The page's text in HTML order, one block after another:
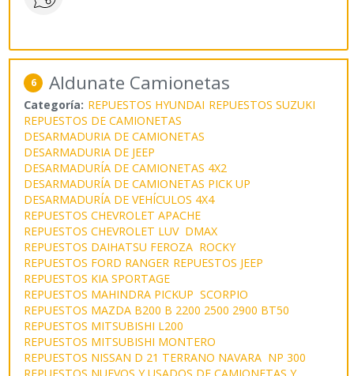
6 Aldunate Camionetas
Categoría: REPUESTOS HYUNDAI REPUESTOS SUZUKI
REPUESTOS DE CAMIONETAS
DESARMADURIA DE CAMIONETAS
DESARMADURIA DE JEEP
DESARMADURÍA DE CAMIONETAS 4X2
DESARMADURÍA DE CAMIONETAS PICK UP
DESARMADURÍA DE VEHÍCULOS 4X4
REPUESTOS CHEVROLET APACHE
REPUESTOS CHEVROLET LUV DMAX
REPUESTOS DAIHATSU FEROZA ROCKY
REPUESTOS FORD RANGER REPUESTOS JEEP
REPUESTOS KIA SPORTAGE
REPUESTOS MAHINDRA PICKUP SCORPIO
REPUESTOS MAZDA B200 B 2200 2500 2900 BT50
REPUESTOS MITSUBISHI L200
REPUESTOS MITSUBISHI MONTERO
REPUESTOS NISSAN D 21 TERRANO NAVARA NP 300